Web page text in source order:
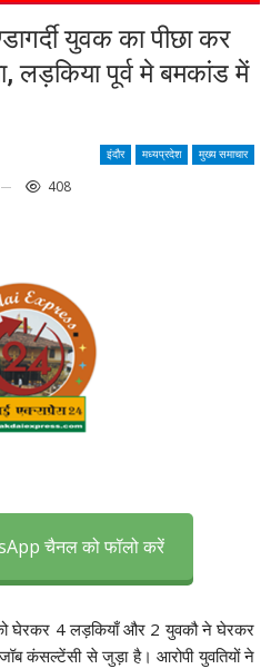
युवक का पीछा कर
लड़किया पूर्व मे बमकांड में
इंदौर मध्यप्रदेश मुख्य समाचार
408
चैनल को फॉलो करें
घेरकर 4 लड़कियाँ और 2 युवकौ ने घेरकर
कंसल्टेंसी से जुड़ा है। आरोपी युवतियों ने